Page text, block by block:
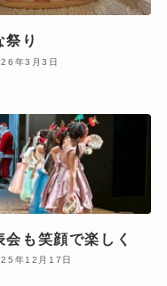
祭り
年3月3日
会も笑顔で楽しく
年12月17日